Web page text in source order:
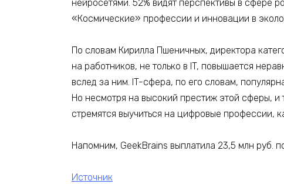
нейросетями. 52% видят перспективы в сфере
«Космические» профессии и инновации в
По словам Кирилла Пшеничных, директора
на работников, не только в IT, повышается
вслед за ним. IT-сфера, по его словам,
Но несмотря на высокий престиж этой сферы,
стремятся выучиться на цифровые профессии,
Напомним, GeekBrains выплатила 23,5 млн руб.
Источник